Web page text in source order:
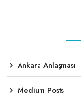
Ankara Anlaşması
Medium Posts